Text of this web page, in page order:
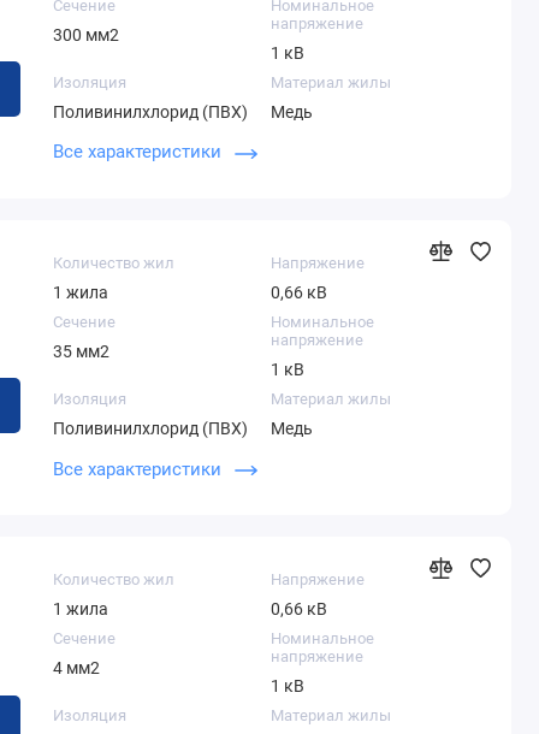
Сечение
300 мм2
Номинальное
напряжение
1 кВ
Изоляция
Поливинилхлорид (ПВХ)
Материал жилы
Медь
Наружный диаметр
кабеля
Все характеристики
Количество жил
1 жила
Напряжение
0,66 кВ
Сечение
35 мм2
Номинальное
напряжение
1 кВ
Изоляция
Поливинилхлорид (ПВХ)
Материал жилы
Медь
Теоретический вес 1
километра
Все характеристики
Количество жил
1 жила
Напряжение
0,66 кВ
Сечение
4 мм2
Номинальное
напряжение
1 кВ
Изоляция Материал жилы